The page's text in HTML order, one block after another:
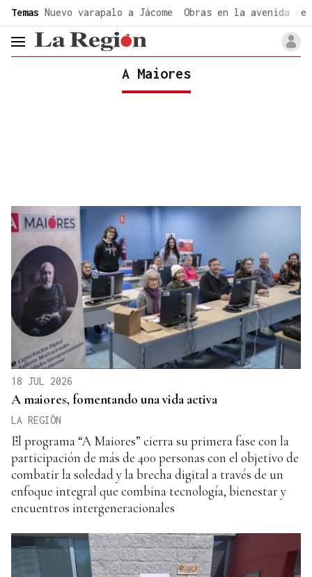
Temas Nuevo varapalo a Jácome Obras en la avenida de
header.menu.open
A Maiores
18 JUL 2026
A maiores, fomentando una vida activa
LA REGIÓN
El programa “A Maiores” cierra su primera fase con la
participación de más de 400 personas con el objetivo de
combatir la soledad y la brecha digital a través de un
enfoque integral que combina tecnología, bienestar y
encuentros intergeneracionales